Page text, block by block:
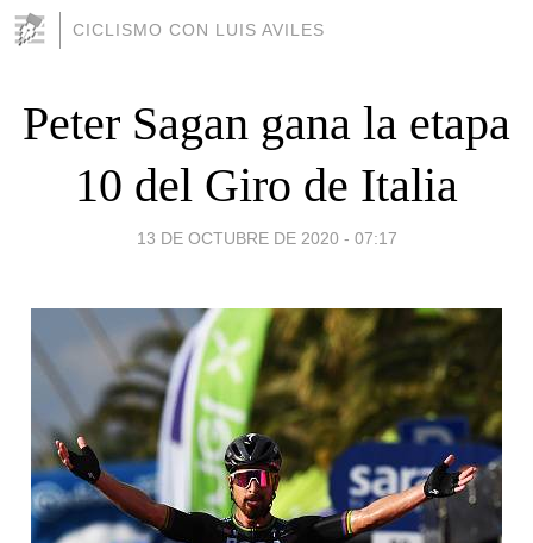
CICLISMO CON LUIS AVILES
Peter Sagan gana la etapa
10 del Giro de Italia
13 DE OCTUBRE DE 2020 - 07:17